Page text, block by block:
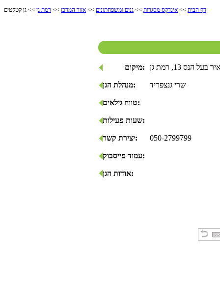
דף הבית >> אינדקס מסגרות >> גנים ומשפחתונים >> אזור המרכז >> רמת גן >> גן קטקטים
מיקום:
מנהלת הגן: שרי גנצפריד
טווח גילאים:
שעות פעילות:
יצירת קשר: 050-2799799
עמוד פייסבוק:
אודות הגן: